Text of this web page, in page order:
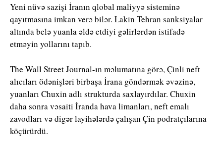
Yeni nüvə sazişi İranın qlobal maliyyə sisteminə
qayıtmasına imkan verə bilər. Lakin Tehran sanksiyalar
altında belə yuanla əldə etdiyi gəlirlərdən istifadə
etməyin yollarını tapıb.
The Wall Street Journal-ın məlumatına görə, Çinli neft
alıcıları ödənişləri birbaşa İrana göndərmək əvəzinə,
yuanları Chuxin adlı strukturda saxlayırdılar. Chuxin
daha sonra vəsaiti İranda hava limanları, neft emalı
zavodları və digər layihələrdə çalışan Çin podratçılarına
köçürürdü.